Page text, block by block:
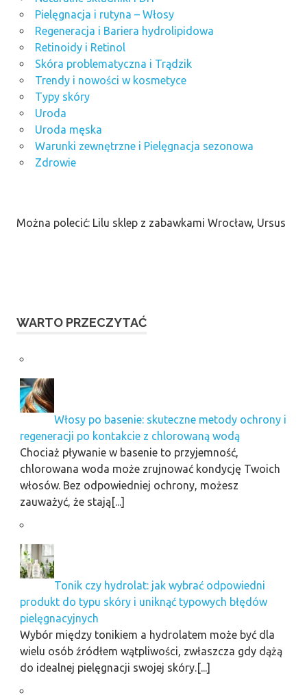
Pielęgnacja i rutyna – Włosy
Regeneracja i Bariera hydrolipidowa
Retinoidy i Retinol
Skóra problematyczna i Trądzik
Trendy i nowości w kosmetyce
Typy skóry
Uroda
Uroda męska
Warunki zewnętrzne i Pielęgnacja sezonowa
Zdrowie
Można polecić: Lilu sklep z zabawkami Wrocław, Ursus
WARTO PRZECZYTAĆ
Włosy po basenie: skuteczne metody ochrony i
regeneracji po kontakcie z chlorowaną wodą
Chociaż pływanie w basenie to przyjemność,
chlorowana woda może zrujnować kondycję Twoich
włosów. Bez odpowiedniej ochrony, możesz
zauważyć, że stają[...]
Tonik czy hydrolat: jak wybrać odpowiedni
produkt do typu skóry i uniknąć typowych błędów
pielęgnacyjnych
Wybór między tonikiem a hydrolatem może być dla
wielu osób źródłem wątpliwości, zwłaszcza gdy dążą
do idealnej pielęgnacji swojej skóry.[...]